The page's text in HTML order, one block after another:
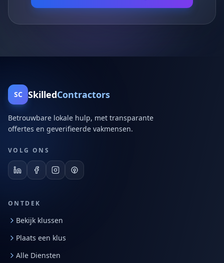
SC SkilledContractors
Betrouwbare lokale hulp, met transparante
offertes en geverifieerde vakmensen.
VOLG ONS
ONTDEK
Bekijk klussen
Plaats een klus
Alle Diensten